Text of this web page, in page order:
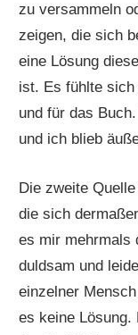
zu versammeln
zeigen, die sich
eine Lösung
ist. Es fühlte sich
und für das
und ich blieb
Die zweite
die sich
es mir mehrmals
duldsam und
einzelner
es keine Lösung.